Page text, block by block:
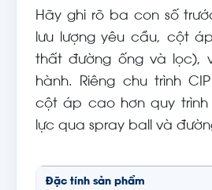
Hãy ghi rõ ba con số
lưu lượng yêu cầu, cột
thất đường ống và lọc),
hành. Riêng chu trình
cột áp cao hơn quy trình
lực qua spray ball và
Đặc tính sản phẩm